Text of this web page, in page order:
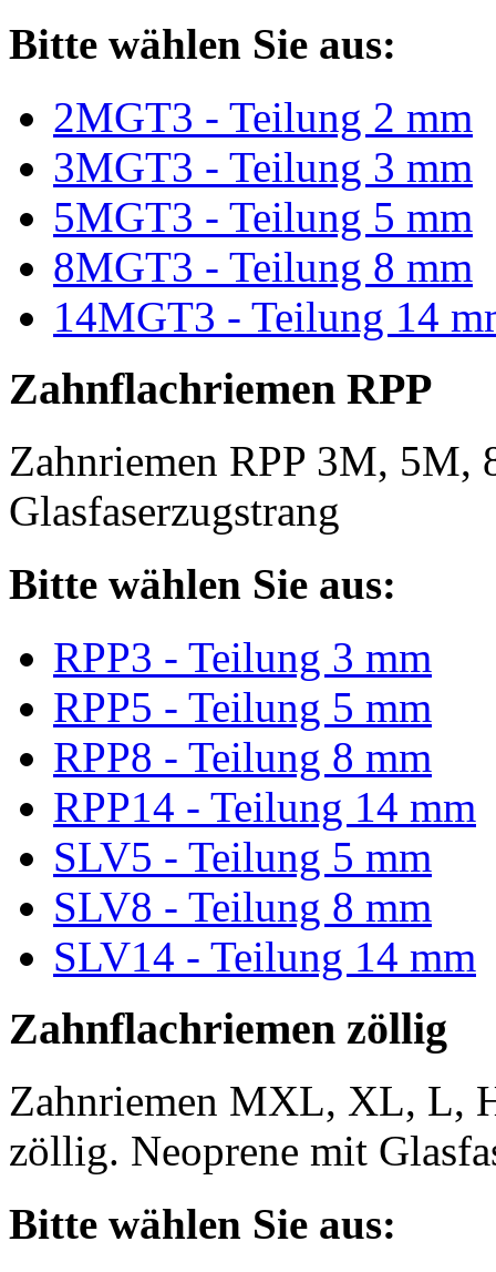
Bitte wählen Sie aus:
2MGT3 - Teilung 2 mm
3MGT3 - Teilung 3 mm
5MGT3 - Teilung 5 mm
8MGT3 - Teilung 8 mm
14MGT3 - Teilung 14
Zahnflachriemen RPP
Zahnriemen RPP 3M, 5M,
Glasfaserzugstrang
Bitte wählen Sie aus:
RPP3 - Teilung 3 mm
RPP5 - Teilung 5 mm
RPP8 - Teilung 8 mm
RPP14 - Teilung 14 mm
SLV5 - Teilung 5 mm
SLV8 - Teilung 8 mm
SLV14 - Teilung 14 mm
Zahnflachriemen zöllig
Zahnriemen MXL, XL, L,
zöllig. Neoprene mit
Bitte wählen Sie aus: